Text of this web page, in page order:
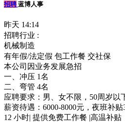
招聘 蓝博人事
昨天 14:14
招聘行业 :
机械制造
有年假/法定假 包工作餐 交社保
本公司因业务发展急招
一、冲压 1名
二、弯管 4名
应聘要求：男、女不限，50周岁以
薪资待遇：6000-8000元，夜班补
12 小时| 提供免费工作餐 |高温补贴